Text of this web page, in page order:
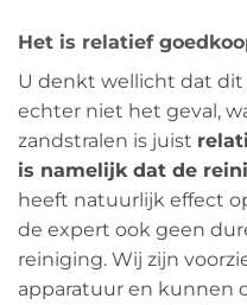
Het is relatief
U denkt wellicht dat dit
echter niet het geval,
zandstralen is juist
is namelijk dat de
heeft natuurlijk effect
de expert ook geen
reiniging. Wij zijn
apparatuur en kunnen